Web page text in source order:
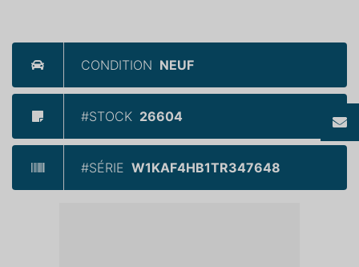
CONDITION NEUF
#STOCK 26604
#SÉRIE W1KAF4HB1TR347648